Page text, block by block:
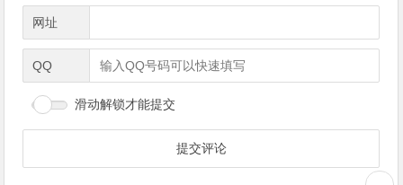
网址
QQ
滑动解锁才能提交